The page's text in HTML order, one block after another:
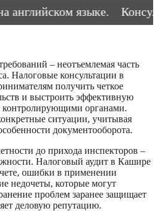
языке.
– неотъемлемая часть
Налоговые консультации в
получить четкое
и выстроить эффективную
контролирующими органами.
ситуации, учитывая
документооборота.
до прихода инспекторов –
Налоговый аудит в Кашире
ошибки в применении
недочеты, которые могут
проблем заранее защищает
деловую репутацию.